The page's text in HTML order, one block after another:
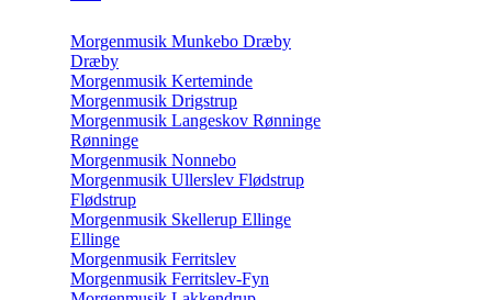
Morgenmusik Munkebo Dræby
Dræby
Morgenmusik Kerteminde
Morgenmusik Drigstrup
Morgenmusik Langeskov Rønninge
Rønninge
Morgenmusik Nonnebo
Morgenmusik Ullerslev Flødstrup
Flødstrup
Morgenmusik Skellerup Ellinge
Ellinge
Morgenmusik Ferritslev
Morgenmusik Ferritslev-Fyn